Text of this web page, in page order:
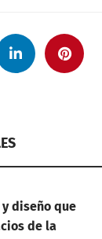
y diseño que
de la